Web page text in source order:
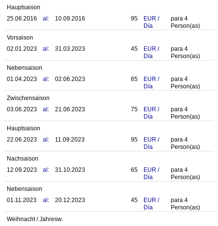
Hauptsaison
25.06.2016
al: 10.09.2016 95 EUR /
Día
para 4
Person(as)
Vorsaison
02.01.2023
al: 31.03.2023 45 EUR /
Día
para 4
Person(as)
Nebensaison
01.04.2023
al: 02.06.2023 65 EUR /
Día
para 4
Person(as)
Zwischensaison
03.06.2023
al: 21.06.2023 75 EUR /
Día
para 4
Person(as)
Hauptsaison
22.06.2023
al: 11.09.2023 95 EUR /
Día
para 4
Person(as)
Nachsaison
12.09.2023
al: 31.10.2023 65 EUR /
Día
para 4
Person(as)
Nebensaison
01.11.2023
al: 20.12.2023 45 EUR /
Día
para 4
Person(as)
Weihnacht / Jahresw.